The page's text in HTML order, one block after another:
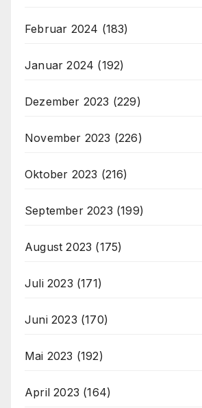
Februar 2024 (183)
Januar 2024 (192)
Dezember 2023 (229)
November 2023 (226)
Oktober 2023 (216)
September 2023 (199)
August 2023 (175)
Juli 2023 (171)
Juni 2023 (170)
Mai 2023 (192)
April 2023 (164)